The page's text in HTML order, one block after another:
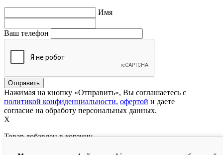
Имя
Ваш телефон
Нажимая на кнопку «Отправить», Вы соглашаетесь с
политикой конфиденциальности, офертой и даете
согласие на обработу персональных данных.
X
Товар добавлен в корзину